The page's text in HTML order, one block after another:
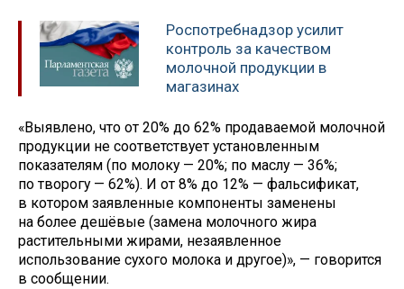
Роспотребнадзор усилит
контроль за качеством
молочной продукции в
магазинах
«Выявлено, что от 20% до 62% продаваемой молочной
продукции не соответствует установленным
показателям (по молоку — 20%; по маслу — 36%;
по творогу — 62%). И от 8% до 12% — фальсификат,
в котором заявленные компоненты заменены
на более дешёвые (замена молочного жира
растительными жирами, незаявленное
использование сухого молока и другое)», — говорится
в сообщении.